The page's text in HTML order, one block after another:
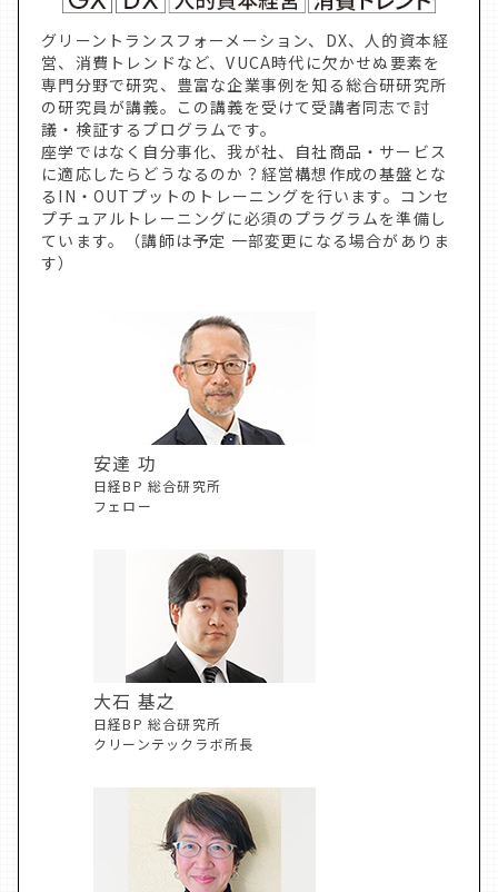
グリーントランスフォーメーション、DX、人的資本経
営、消費トレンドなど、VUCA時代に欠かせぬ要素を
専門分野で研究、豊富な企業事例を知る総合研研究所
の研究員が講義。この講義を受けて受講者同志で討
議・検証するプログラムです。
座学ではなく自分事化、我が社、自社商品・サービス
に適応したらどうなるのか？経営構想作成の基盤とな
るIN・OUTプットのトレーニングを行います。コンセ
プチュアルトレーニングに必須のプラグラムを準備し
ています。（講師は予定 一部変更になる場合がありま
す）
安達 功
日経BP 総合研究所
フェロー
大石 基之
日経BP 総合研究所
クリーンテックラボ所長